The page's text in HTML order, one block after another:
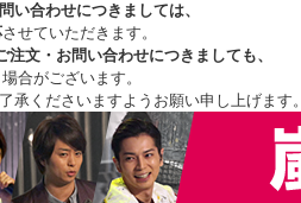
い合わせにつきましては、
させていただきます。
注文・ お問い合わせにつきましても、
合がございます。
承くださいますようお願い申し上げます。